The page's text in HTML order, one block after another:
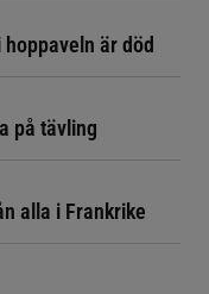
är död
på tävling
alla i Frankrike